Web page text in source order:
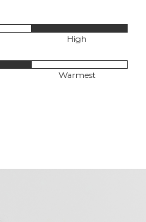
High
Warmest